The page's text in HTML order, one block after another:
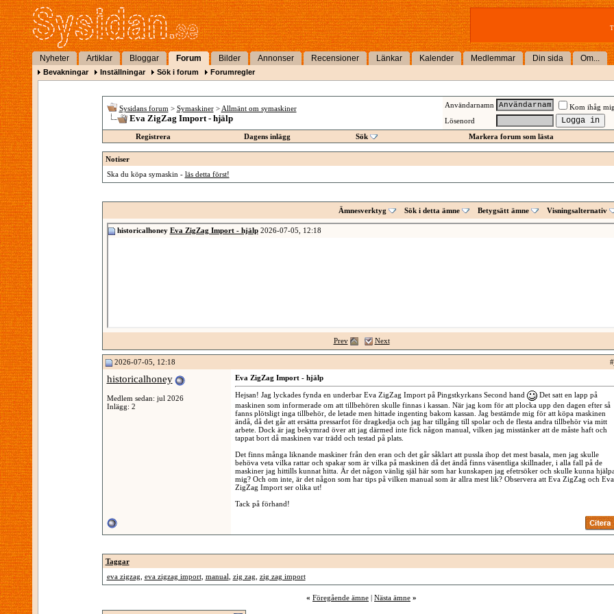
Nyheter Artiklar Bloggar Forum Bilder Annonser Recensioner Länkar Kalender Medlemmar Din sida Om...
Bevakningar Inställningar Sök i forum Forumregler
Sysidans forum > Symaskiner > Allmänt om symaskiner
Eva ZigZag Import - hjälp
Användarnamn
Kom ihåg
Lösenord
Registrera
Dagens inlägg Sök Markera forum som lästa
Notiser
Ska du köpa symaskin - läs detta först!
Ämnesverktyg Sök i detta ämne Betygsätt ämne Visningsalternativ
historicalhoney Eva ZigZag Import - hjälp2026-07-05, 12:18
Prev Next
2026-07-05, 12:18 #
historicalhoney
Medlem sedan: jul 2026
Inlägg: 2
Eva ZigZag Import - hjälp
Hejsan! Jag lyckades fynda en underbar Eva ZigZag Import på Pingstkyrkans Second hand
Det satt en lapp på
maskinen som informerade om att tillbehören skulle finnas i kassan. När jag kom för att plocka upp den dagen efter så
fanns plötsligt inga tillbehör, de letade men hittade ingenting bakom kassan. Jag bestämde mig för att köpa maskinen
ändå, då det går att ersätta pressarfot för dragkedja och jag har tillgång till spolar och de flesta andra tillbehör via mitt
arbete. Dock är jag bekymrad över att jag därmed inte fick någon manual, vilken jag misstänker att de måste haft och
tappat bort då maskinen var trädd och testad på plats.
Det finns många liknande maskiner från den eran och det går såklart att pussla ihop det mest basala, men jag skulle
behöva veta vilka rattar och spakar som är vilka på maskinen då det ändå finns väsentliga skillnader, i alla fall på de
maskiner jag hittills kunnat hitta. Är det någon vänlig själ här som har kunskapen jag efetrsöker och skulle kunna
mig? Och om inte, är det någon som har tips på vilken manual som är allra mest lik? Observera att Eva ZigZag och Eva
ZigZag Import ser olika ut!
Tack på förhand!
Taggar
eva zigzag eva zigzag import, manual zig zag zig zag import
« Föregående ämne | Nästa ämne »